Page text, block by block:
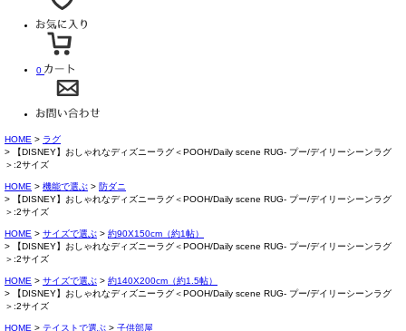
0
HOME
ラグ
【DISNEY】おしゃれなディズニーラグ＜POOH/Daily scene RUG- プー/デイリーシーンラグ
＞:2サイズ
HOME 機能で選ぶ
防ダニ
【DISNEY】おしゃれなディズニーラグ＜POOH/Daily scene RUG- プー/デイリーシーンラグ
＞:2サイズ
HOME サイズで選ぶ
約90X150cm（約1帖）
【DISNEY】おしゃれなディズニーラグ＜POOH/Daily scene RUG- プー/デイリーシーンラグ
＞:2サイズ
HOME サイズで選ぶ
約140X200cm（約1.5帖）
【DISNEY】おしゃれなディズニーラグ＜POOH/Daily scene RUG- プー/デイリーシーンラグ
＞:2サイズ
HOME テイストで選ぶ 子供部屋